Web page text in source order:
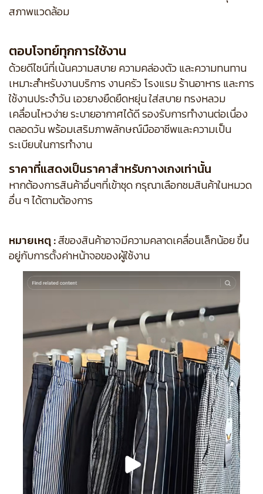
สภาพแวดล้อม
ตอบโจทย์ทุกการใช้งาน
ด้วยดีไซน์ที่เน้นความสบาย ความคล่องตัว และความทนทาน
เหมาะสำหรับงานบริการ งานครัว โรงแรม ร้านอาหาร และการ
ใช้งานประจำวัน เอวยางยืดยืดหยุ่น ใส่สบาย ทรงหลวม
เคลื่อนไหวง่าย ระบายอากาศได้ดี รองรับการทำงานต่อเนื่อง
ตลอดวัน พร้อมเสริมภาพลักษณ์มืออาชีพและความเป็น
ระเบียบในการทำงาน
ราคาที่แสดงเป็นราคาสำหรับกางเกงเท่านั้น
หากต้องการสินค้าอื่นๆที่เข้าชุด กรุณาเลือกชมสินค้าในหมวด
อื่น ๆ ได้ตามต้องการ
หมายเหตุ :สีของสินค้าอาจมีความคลาดเคลื่อนเล็กน้อย ขึ้น
อยู่กับการตั้งค่าหน้าจอของผู้ใช้งาน